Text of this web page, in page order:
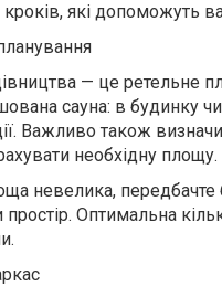
які допоможуть
— це ретельне
сауна: в будинку
Важливо також
необхідну площу.
невелика, передбачте
Оптимальна